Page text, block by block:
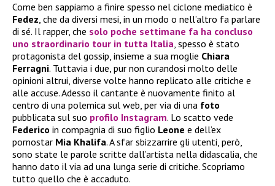
Come ben sappiamo a finire spesso nel ciclone mediatico è
Fedez, che da diversi mesi, in un modo o nell’altro fa parlare
di sé. Il rapper, che solo poche settimane fa ha concluso
uno straordinario tour in tutta Italia, spesso è stato
protagonista del gossip, insieme a sua moglie Chiara
Ferragni. Tuttavia i due, pur non curandosi molto delle
opinioni altrui, diverse volte hanno replicato alle critiche e
alle accuse. Adesso il cantante è nuovamente finito al
centro di una polemica sul web, per via di una foto
pubblicata sul suo profilo Instagram. Lo scatto vede
Federico in compagnia di suo figlio Leone e dell’ex
pornostar Mia Khalifa. A sfar sbizzarrire gli utenti, però,
sono state le parole scritte dall’artista nella didascalia, che
hanno dato il via ad una lunga serie di critiche. Scopriamo
tutto quello che è accaduto.